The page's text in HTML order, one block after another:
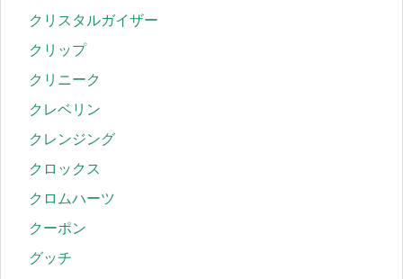
クリスタルガイザー
クリップ
クリニーク
クレベリン
クレンジング
クロックス
クロムハーツ
クーポン
グッチ